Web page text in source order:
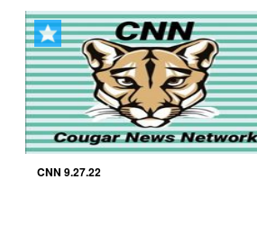
CNN 9.27.22